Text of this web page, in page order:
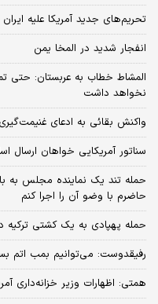
تحریم‌های جدید آمریکا علیه
انفجار شدید در المخا یمن
المشاط خطاب به عربستان: حتی
نخواهد داشت
واکنش بقائی به ادعای
سناتور آمریکایی خواهان ارسال
حمله تند یک نماینده مجلس به
حاضرم با وضو آن را اجرا کنم
حمله پهپادی به یک کشتی ترکیه
رفیقدوست: می‌توانیم بمب اتم
همتی: اظهارات وزیر خزانه‌داری